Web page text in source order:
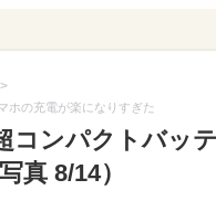
>
ホの充電が楽になりすぎた
コンパクトバッ
真 8/14）